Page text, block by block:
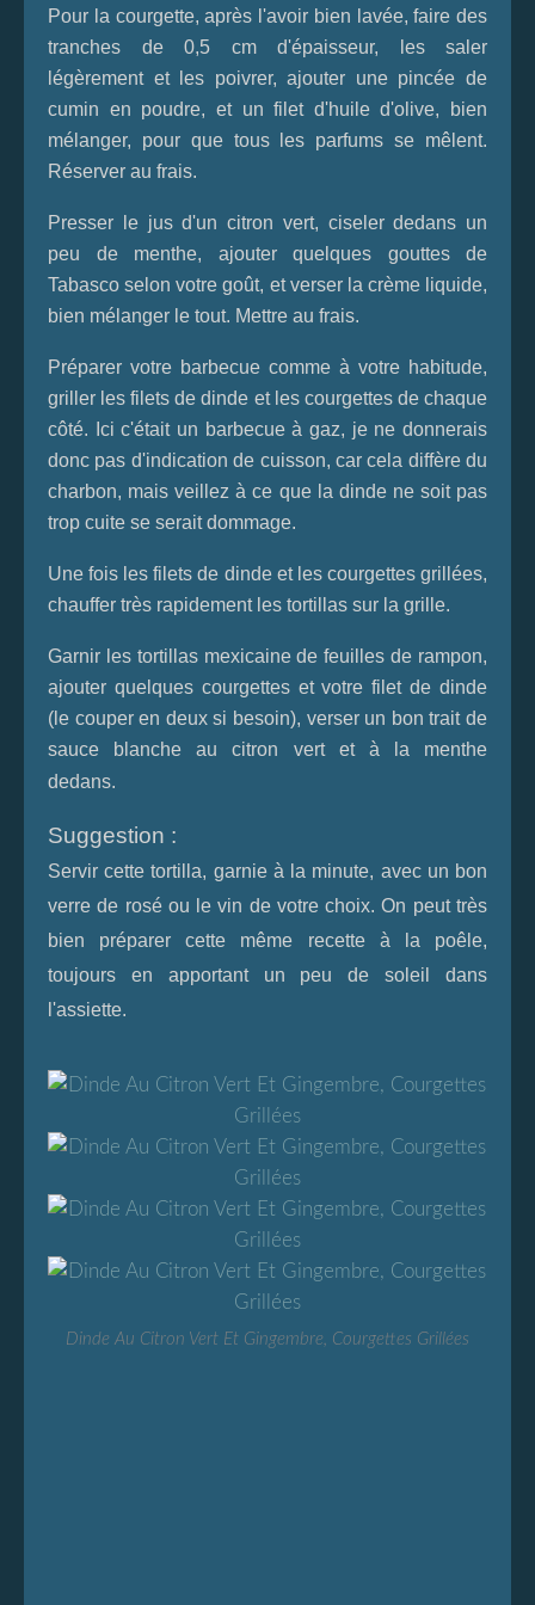
Pour la courgette, après l'avoir bien lavée, faire des
tranches de 0,5 cm d'épaisseur, les saler
légèrement et les poivrer, ajouter une pincée de
cumin en poudre, et un filet d'huile d'olive, bien
mélanger, pour que tous les parfums se mêlent.
Réserver au frais.
Presser le jus d'un citron vert, ciseler dedans un
peu de menthe, ajouter quelques gouttes de
Tabasco selon votre goût, et verser la crème liquide,
bien mélanger le tout. Mettre au frais.
Préparer votre barbecue comme à votre habitude,
griller les filets de dinde et les courgettes de chaque
côté. Ici c'était un barbecue à gaz, je ne donnerais
donc pas d'indication de cuisson, car cela diffère du
charbon, mais veillez à ce que la dinde ne soit pas
trop cuite se serait dommage.
Une fois les filets de dinde et les courgettes grillées,
chauffer très rapidement les tortillas sur la grille.
Garnir les tortillas mexicaine de feuilles de rampon,
ajouter quelques courgettes et votre filet de dinde
(le couper en deux si besoin), verser un bon trait de
sauce blanche au citron vert et à la menthe
dedans.
Suggestion :
Servir cette tortilla, garnie à la minute, avec un bon
verre de rosé ou le vin de votre choix. On peut très
bien préparer cette même recette à la poêle,
toujours en apportant un peu de soleil dans
l'assiette.
Dinde Au Citron Vert Et Gingembre, Courgettes Grillées